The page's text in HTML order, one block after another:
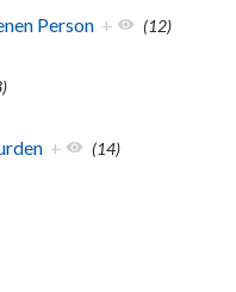
Person + (12)
+ (14)